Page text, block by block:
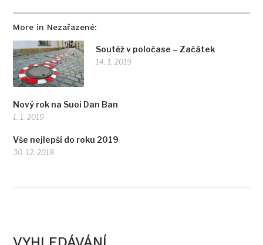
More in Nezařazené:
Soutěž v poločase – Začátek
14. 1. 2019
Nový rok na Suoi Dan Ban
1. 1. 2019
Vše nejlepší do roku 2019
30. 12. 2018